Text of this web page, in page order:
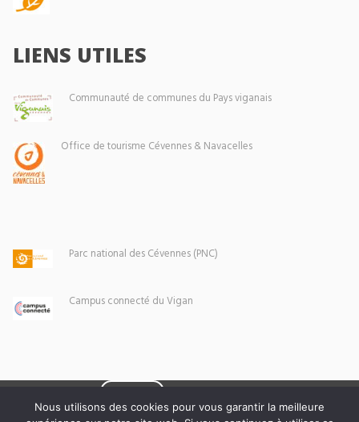
LIENS UTILES
Communauté de communes du Pays viganais
Office de tourisme Cévennes & Navacelles
Parc national des Cévennes (PNC)
Campus connecté du Vigan
Nous utilisons des cookies pour vous garantir la meilleure